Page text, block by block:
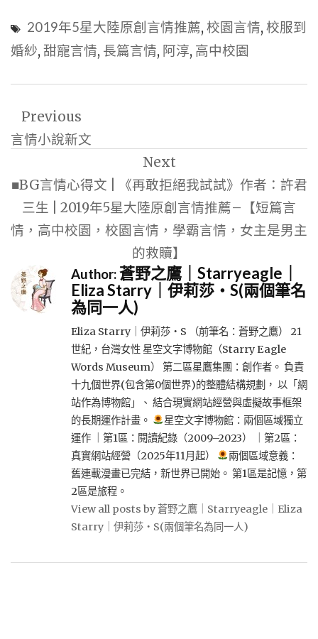
2019年5星大陸原創言情推薦, 校園言情, 校服到
婚紗, 甜寵言情, 長篇言情, 阿淳, 高中校園
章
導
覽
Previous
言情小說新文
Next
■BG言情心得文 | 《再敢拒絕我試試》作者：許君
三生 | 2019年5星大陸原創言情推薦–【短篇言
情，高中校園，校園言情，學霸言情，女主是男主
的救贖】
Author:蒼野之鷹｜Starryeagle｜
Eliza Starry｜伊莉莎・S(兩個筆名
為同一人)
Eliza Starry｜伊莉莎・S （前筆名：蒼野之鷹） 21
世紀，台灣女性 星空文字博物館（Starry Eagle
Words Museum） 第二區星鷹集團：創作者。 負責
十九個世界(包含第0個世界)的整體結構規劃， 以「網
站作為博物館」、 結合現實網站經營與虛擬故事框架
的長期運作計畫。
星空文字博物館：兩個區域獨立
運作 ｜第1區：閱讀紀錄（2009–2023） ｜第2區：
真實網站經營（2025年11月起）
兩個區域意義：
舊連載漫畫已完結，新世界已開始。 第1區是記憶，第
2區是旅程。
View all posts by 蒼野之鷹｜Starryeagle｜Eliza
Starry｜伊莉莎・S(兩個筆名為同一人)